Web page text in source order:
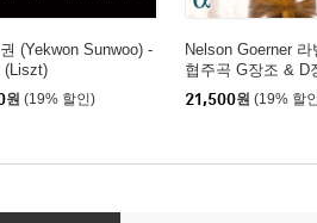
(Yekwon Sunwoo) -
(Liszt)
원 (19% 할인)
Nelson Goerner
협주곡 G장조 & D
협주곡) 외 (Ravel:
certos)
21,500원 (19% 할